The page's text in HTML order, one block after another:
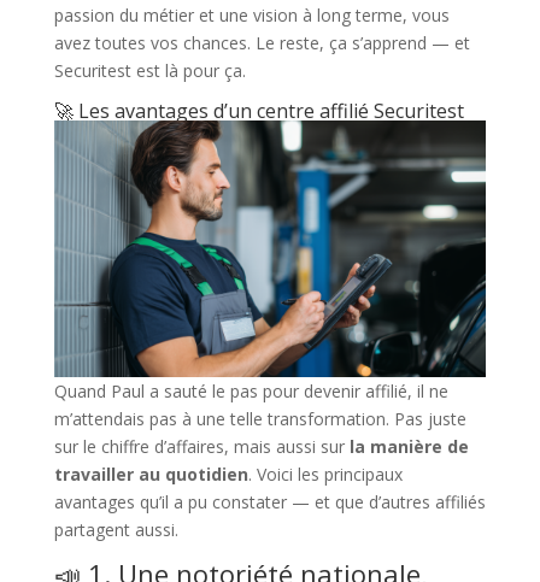
passion du métier et une vision à long terme, vous
avez toutes vos chances. Le reste, ça s’apprend — et
Securitest est là pour ça.
🚀 Les avantages d’un centre affilié Securitest
Quand Paul a sauté le pas pour devenir affilié, il ne
m’attendais pas à une telle transformation. Pas juste
sur le chiffre d’affaires, mais aussi sur la manière de
travailler au quotidien. Voici les principaux
avantages qu’il a pu constater — et que d’autres affiliés
partagent aussi.
📣 1. Une notoriété nationale,